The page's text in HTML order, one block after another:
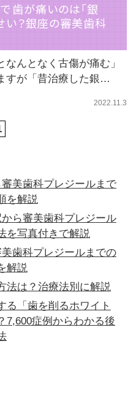
歯が痛いのは「銀
い？銀座の審美歯科
なんとなく古傷が痛む」
すが「昔治療した銀…
2022.11.3
審美歯科プレジールまで
を解説
から審美歯科プレジール
を写真付きで解説
美歯科プレジールまでの
解説
法は？治療法別に解説
る「歯を削るホワイト
7,600症例からわかる後